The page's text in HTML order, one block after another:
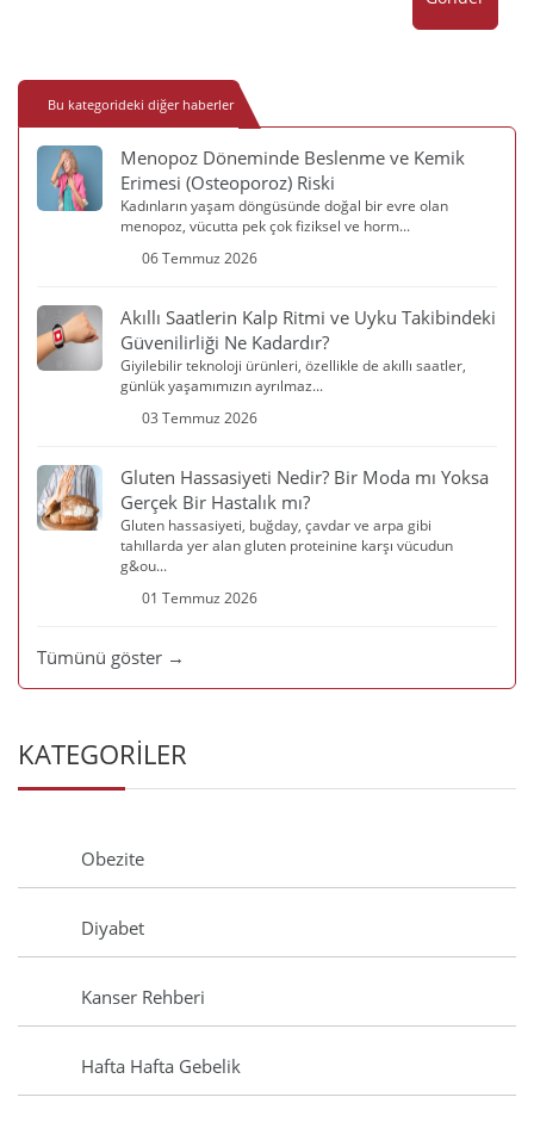
Bu kategorideki diğer haberler
Menopoz Döneminde Beslenme ve Kemik
Erimesi (Osteoporoz) Riski
Kadınların yaşam döngüsünde doğal bir evre olan
menopoz, vücutta pek çok fiziksel ve horm...
06 Temmuz 2026
Akıllı Saatlerin Kalp Ritmi ve Uyku Takibindeki
Güvenilirliği Ne Kadardır?
Giyilebilir teknoloji ürünleri, özellikle de akıllı saatler,
günlük yaşamımızın ayrılmaz...
03 Temmuz 2026
Gluten Hassasiyeti Nedir? Bir Moda mı Yoksa
Gerçek Bir Hastalık mı?
Gluten hassasiyeti, buğday, çavdar ve arpa gibi
tahıllarda yer alan gluten proteinine karşı vücudun
g&ou...
01 Temmuz 2026
Tümünü göster →
KATEGORİLER
Obezite
Diyabet
Kanser Rehberi
Hafta Hafta Gebelik